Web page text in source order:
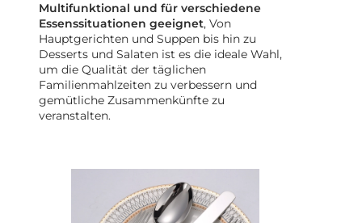
Multifunktional und für verschiedene
Essenssituationen geeignet, Von
Hauptgerichten und Suppen bis hin zu
Desserts und Salaten ist es die ideale Wahl,
um die Qualität der täglichen
Familienmahlzeiten zu verbessern und
gemütliche Zusammenkünfte zu
veranstalten.